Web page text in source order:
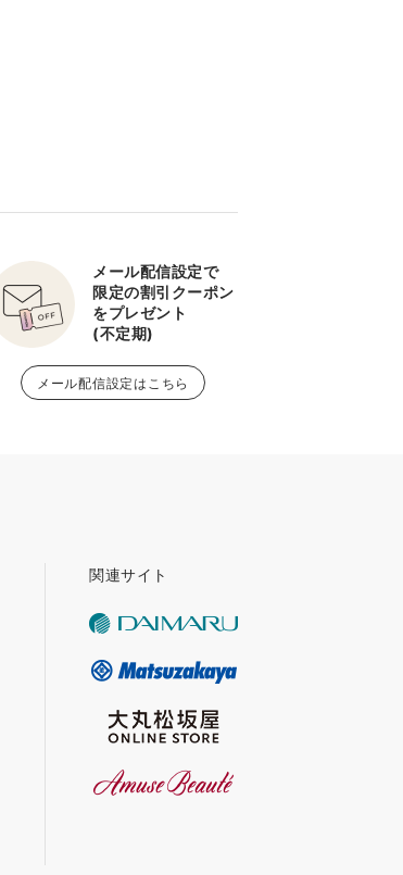
メール配信設定で
限定の割引クーポン
をプレゼント
(不定期)
メール配信設定はこちら
関連サイト